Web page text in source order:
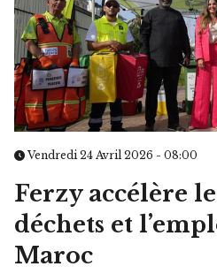
Vendredi 24 Avril 2026 - 08:00
Ferzy accélère
déchets et
Maroc